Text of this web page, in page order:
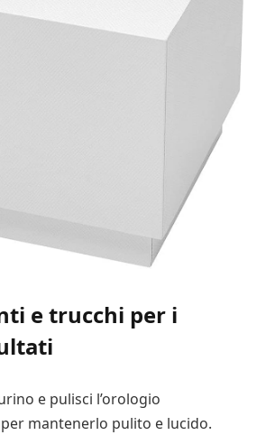
e trucchi per i
e pulisci l’orologio
mantenerlo pulito e lucido.